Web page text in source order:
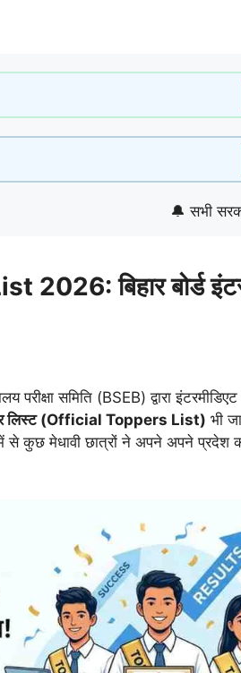
🔔 सभी सरकारी
बिहार बोर्ड
परीक्षा समिति (BSEB) द्वारा इंटरमीडिएट
लिस्ट (Official Toppers List) भी
से कुछ मेधावी छात्रों ने अपने अपने प्रदेश